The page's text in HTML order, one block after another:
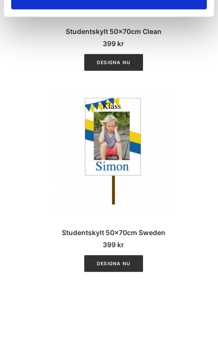
Studentskylt 50x70cm Clean
399 kr
DESIGNA NU
Studentskylt 50x70cm Sweden
399 kr
DESIGNA NU